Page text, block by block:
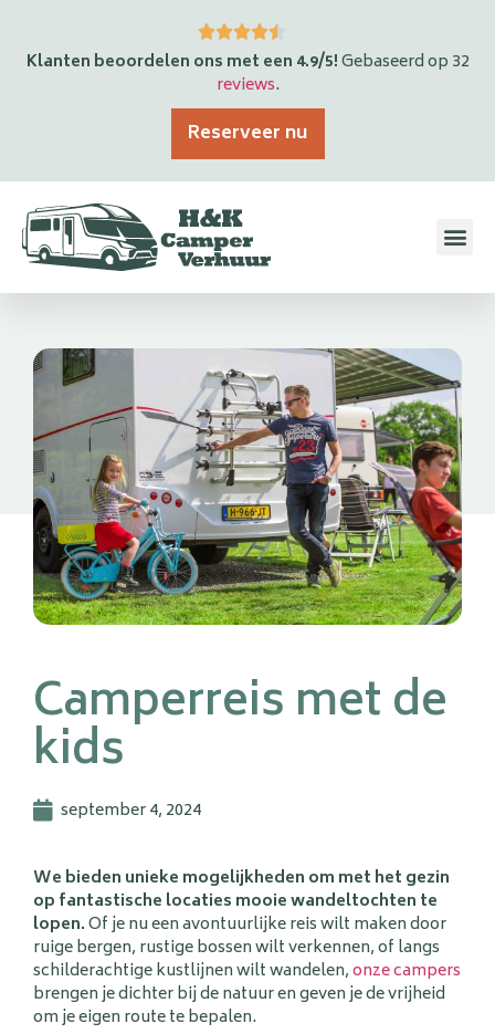
Klanten beoordelen ons met een 4.9/5!Gebaseerd op 32
reviews.
Reserveer nu
Camperreis met de
kids
september 4, 2024
We bieden unieke mogelijkheden om met het gezin
op fantastische locaties mooie wandeltochten te
lopen.Of je nu een avontuurlijke reis wilt maken door
ruige bergen, rustige bossen wilt verkennen, of langs
schilderachtige kustlijnen wilt wandelen,onze campers
brengen je dichter bij de natuur en geven je de vrijheid
om je eigen route te bepalen.